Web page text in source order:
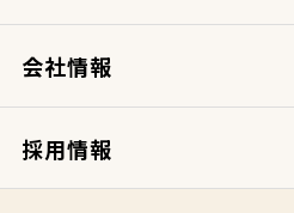
会社情報
採用情報